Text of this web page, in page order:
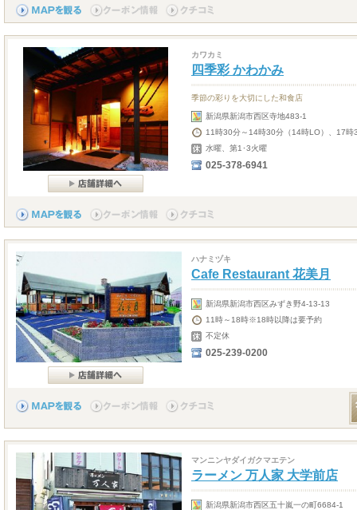
カワカミ
四季彩 かわかみ
季節の彩りを大切にした和食店
新潟県新潟市西区寺地483-1
11時30分～14時30分（14時LO）、17
水曜、第1･3火曜
025-378-6941
ハナミヅキ
Cafe Restaurant 花美月
新潟県新潟市西区みずき野4-13-13
11時～18時※18時以降は要予約
不定休
025-239-0200
マンニンヤダイガクマエテン
ラーメン 万人家 大学前店
新潟県新潟市西区五十嵐一の町6684-1